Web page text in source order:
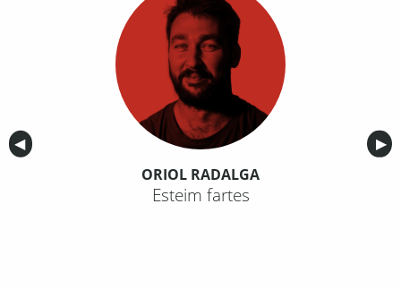
Anterior
◀︎ ▶︎
ORIOL RADALGA
Esteim fartes